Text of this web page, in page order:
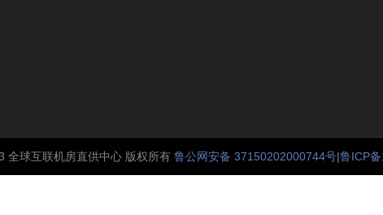
全球互联机房直供中心 版权所有 鲁公网安备 37150202000744号|鲁ICP